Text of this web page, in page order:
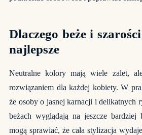
Dlaczego beże i
najlepsze
Neutralne kolory mają wiele zalet,
rozwiązaniem dla każdej kobiety. W
że osoby o jasnej karnacji i delikatnych
beżach wyglądają na jeszcze bardziej
mogą sprawiać, że cała stylizacja